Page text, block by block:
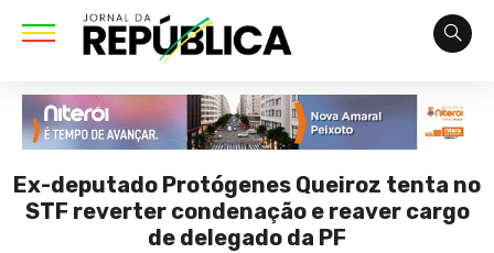
Ex-deputado Protógenes Queiroz tenta no
STF reverter condenação e reaver cargo
de delegado da PF